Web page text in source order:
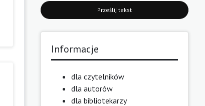
Prześlij tekst
Informacje
dla czytelników
dla autorów
dla bibliotekarzy